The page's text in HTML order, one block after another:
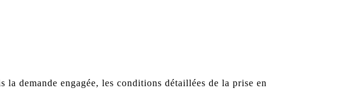
demande engagée, les conditions détaillées de la prise en